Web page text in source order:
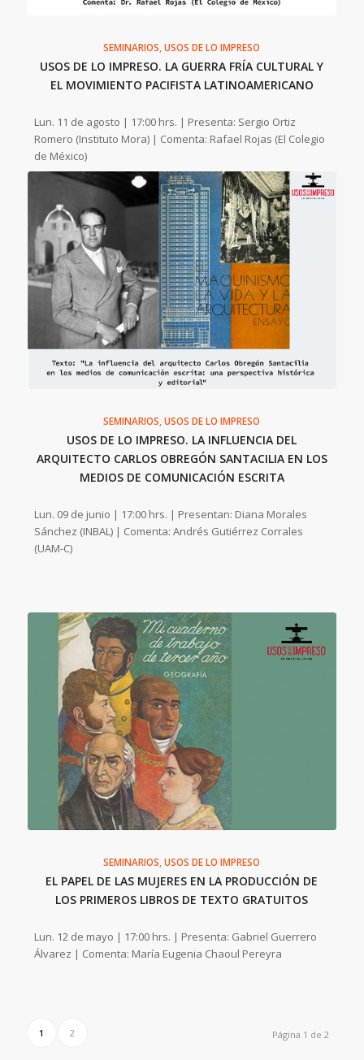
SEMINARIOS ,USOS DE LO IMPRESO
USOS DE LO IMPRESO. LA GUERRA FRÍA CULTURAL Y
EL MOVIMIENTO PACIFISTA LATINOAMERICANO
Lun. 11 de agosto | 17:00 hrs. | Presenta: Sergio Ortiz
Romero (Instituto Mora) | Comenta: Rafael Rojas (El Colegio
de México)
SEMINARIOS ,USOS DE LO IMPRESO
USOS DE LO IMPRESO. LA INFLUENCIA DEL
ARQUITECTO CARLOS OBREGÓN SANTACILIA EN LOS
MEDIOS DE COMUNICACIÓN ESCRITA
Lun. 09 de junio | 17:00 hrs. | Presentan: Diana Morales
Sánchez (INBAL) | Comenta: Andrés Gutiérrez Corrales
(UAM-C)
SEMINARIOS,USOS DE LO IMPRESO
EL PAPEL DE LAS MUJERES EN LA PRODUCCIÓN DE
LOS PRIMEROS LIBROS DE TEXTO GRATUITOS
Lun. 12 de mayo | 17:00 hrs. | Presenta: Gabriel Guerrero
Álvarez | Comenta: María Eugenia Chaoul Pereyra
Página 1 de 2
1 2